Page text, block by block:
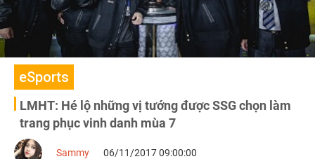
eSports
LMHT: Hé lộ những vị tướng được SSG chọn làm
trang phục vinh danh mùa 7
Sammy 06/11/2017 09:00:00